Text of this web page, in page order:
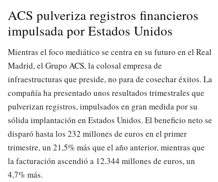
ACS pulveriza registros financieros
impulsada por Estados Unidos
Mientras el foco mediático se centra en su futuro en el Real
Madrid, el Grupo ACS, la colosal empresa de
infraestructuras que preside, no para de cosechar éxitos. La
compañía ha presentado unos resultados trimestrales que
pulverizan registros, impulsados en gran medida por su
sólida implantación en Estados Unidos. El beneficio neto se
disparó hasta los 232 millones de euros en el primer
trimestre, un 21,5% más que el año anterior, mientras que
la facturación ascendió a 12.344 millones de euros, un
4,7% más.